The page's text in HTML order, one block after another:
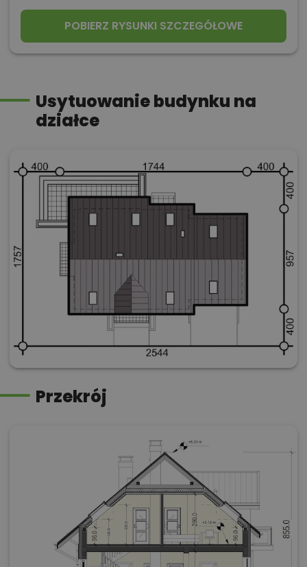
POBIERZ RYSUNKI SZCZEGÓŁOWE
Usytuowanie budynku na
działce
Przekrój